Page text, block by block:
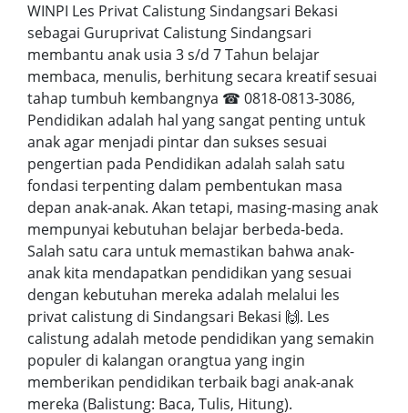
WINPI Les Privat Calistung Sindangsari Bekasi
sebagai Guruprivat Calistung Sindangsari
membantu anak usia 3 s/d 7 Tahun belajar
membaca, menulis, berhitung secara kreatif sesuai
tahap tumbuh kembangnya ☎ 0818-0813-3086,
Pendidikan adalah hal yang sangat penting untuk
anak agar menjadi pintar dan sukses sesuai
pengertian pada Pendidikan adalah salah satu
fondasi terpenting dalam pembentukan masa
depan anak-anak. Akan tetapi, masing-masing anak
mempunyai kebutuhan belajar berbeda-beda.
Salah satu cara untuk memastikan bahwa anak-
anak kita mendapatkan pendidikan yang sesuai
dengan kebutuhan mereka adalah melalui les
privat calistung di Sindangsari Bekasi 🙌. Les
calistung adalah metode pendidikan yang semakin
populer di kalangan orangtua yang ingin
memberikan pendidikan terbaik bagi anak-anak
mereka (Balistung: Baca, Tulis, Hitung).